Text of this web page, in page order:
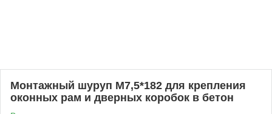
Монтажный шуруп М7,5*182 для крепления
оконных рам и дверных коробок в бетон